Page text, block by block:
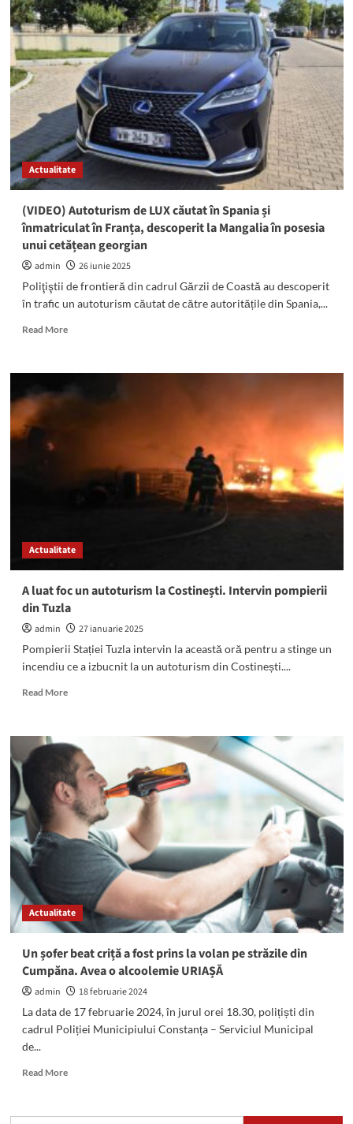
fără
permis
de
conducere,
depistat
polițiști
cartierul
Coloniști
din
Mangalia
Actualitate
(VIDEO) Autoturism de LUX căutat în Spania și
înmatriculat în Franța, descoperit la Mangalia în posesia
unui cetățean georgian
admin
26 iunie 2025
Poliţiştii de frontieră din cadrul Gărzii de Coastă au descoperit
în trafic un autoturism căutat de către autoritățile din Spania,...
Read MoreRead
(VIDEO)
înmatriculat
la
posesia
unui
cetățean
Actualitate
A luat foc un autoturism la Costinești. Intervin pompierii
din Tuzla
admin
27 ianuarie 2025
Pompierii Stației Tuzla intervin la această oră pentru a stinge un
incendiu ce a izbucnit la un autoturism din Costinești....
Read MoreRead
luat
foc
un
autoturism
la
Costinești.
Intervin
pompierii
Tuzla
Actualitate
Un șofer beat criță a fost prins la volan pe străzile din
Cumpăna. Avea o alcoolemie URIAȘĂ
admin
18 februarie 2024
La data de 17 februarie 2024, în jurul orei 18.30, polițiști din
cadrul Poliției Municipiului Constanța – Serviciul Municipal
de...
Read MoreRead
Un